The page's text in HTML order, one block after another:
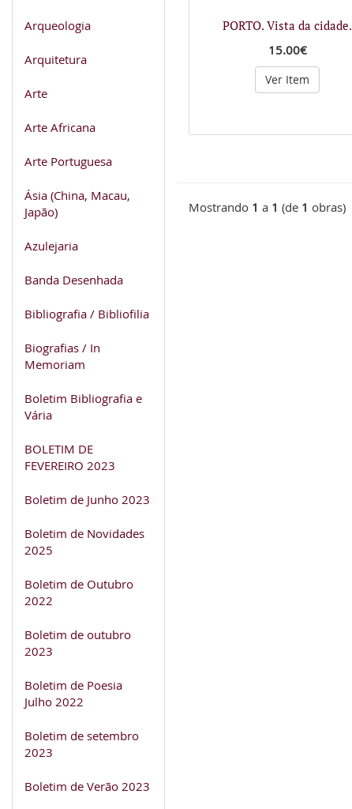
Arqueologia
Arquitetura
Arte
Arte Africana
Arte Portuguesa
Ásia (China, Macau,
Japão)
Azulejaria
Banda Desenhada
Bibliografia / Bibliofilia
Biografias / In
Memoriam
Boletim Bibliografia e
Vária
BOLETIM DE
FEVEREIRO 2023
Boletim de Junho 2023
Boletim de Novidades
2025
Boletim de Outubro
2022
Boletim de outubro
2023
Boletim de Poesia
Julho 2022
Boletim de setembro
2023
Boletim de Verão 2023
PORTO. Vista da cidade.
15.00€
Ver Item
Mostrando 1 a 1 (de 1 obras)